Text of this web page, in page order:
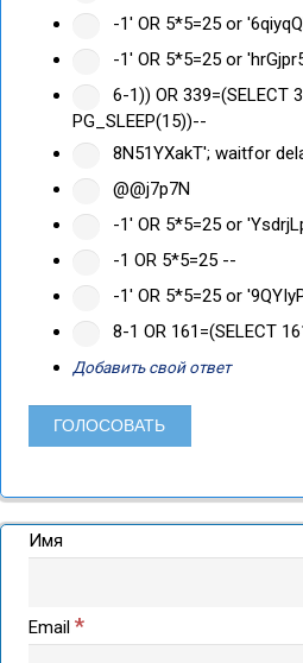
-1' OR 5*5=25 or
-1' OR 5*5=25 or
6-1)) OR 339=(SELECT
PG_SLEEP(15))--
8N51YXakT'; waitfor
@@j7p7N
-1' OR 5*5=25 or
-1 OR 5*5=25 --
-1' OR 5*5=25 or
8-1 OR 161=(SELECT
Добавить свой ответ
Имя
Email *